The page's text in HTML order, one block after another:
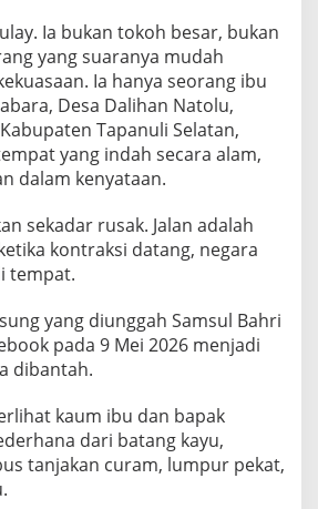
Ia bukan tokoh besar, bukan
yang suaranya mudah
Ia hanya seorang ibu
Desa Dalihan Natolu,
Tapanuli Selatan,
yang indah secara alam,
dalam kenyataan.
sekadar rusak. Jalan adalah
kontraksi datang, negara
tempat.
yang diunggah Samsul Bahri
pada 9 Mei 2026 menjadi
dibantah.
kaum ibu dan bapak
dari batang kayu,
tanjakan curam, lumpur pekat,